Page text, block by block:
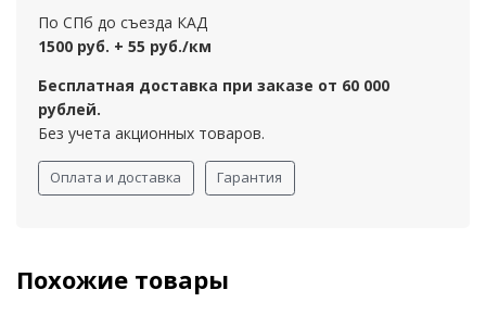
По СПб до съезда КАД
1500 руб. + 55 руб./км
Бесплатная доставка при заказе от 60 000
рублей.
Без учета акционных товаров.
Оплата и доставка Гарантия
Похожие товары